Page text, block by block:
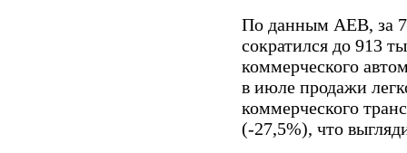
По данным АЕВ, за
сократился до 913
коммерческого
в июле продажи
коммерческого
(-27,5%), что